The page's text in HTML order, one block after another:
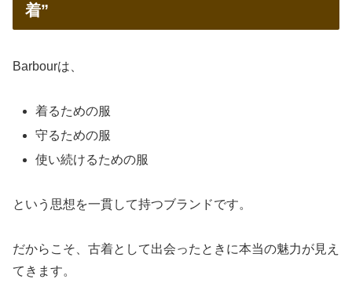
着”
Barbourは、
着るための服
守るための服
使い続けるための服
という思想を一貫して持つブランドです。
だからこそ、古着として出会ったときに本当の魅力が見え
てきます。